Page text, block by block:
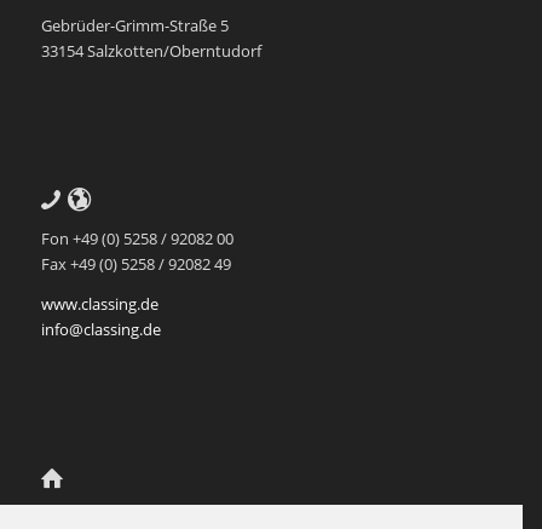
Gebrüder-Grimm-Straße 5
33154 Salzkotten/Oberntudorf
Fon +49 (0) 5258 / 92082 00
Fax +49 (0) 5258 / 92082 49
www.classing.de
info@classing.de